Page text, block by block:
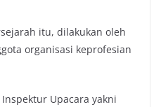
itu, dilakukan oleh
organisasi keprofesian
Upacara yakni